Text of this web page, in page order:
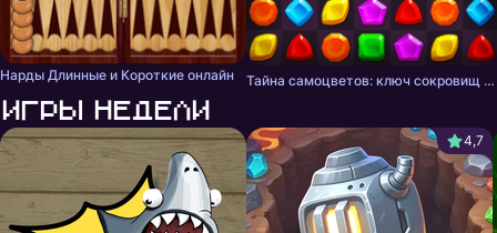
Нарды Длинные и Короткие онлайн Тайна самоцветов: ключ сокровищ - три в ряд
Игры недели
4,7